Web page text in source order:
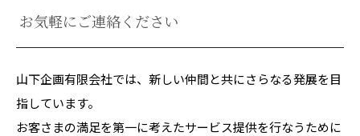
お気軽にご連絡ください
山下企画有限会社では、新しい仲間と共にさらなる発展を目
指しています。
お客さまの満足を第一に考えたサービス提供を行なうために